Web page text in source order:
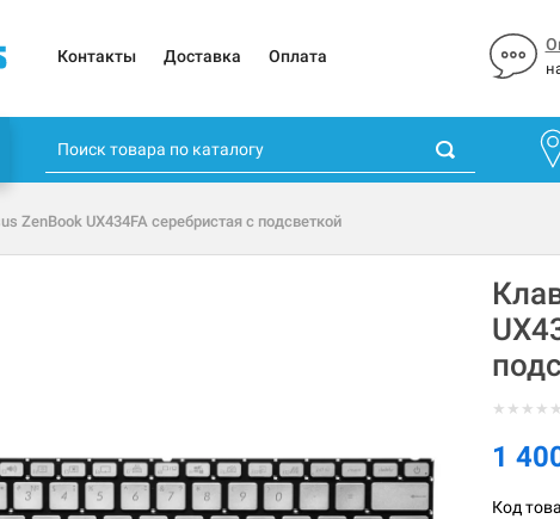
Контакты Доставка Оплата
ZenBook UX434FA серебристая с подсветкой
★ ★ ★ ★ ★
1
Код